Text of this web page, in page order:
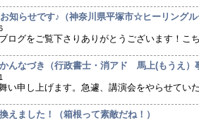
知らせです♪（神奈川県平塚市☆ヒーリング
ログをご覧下さりありがとうございます！こ
んなづき（行政書士・消アド 馬上(もうえ）
い申し上げます。急遽、講演会をやらせてい
えました！（箱根って素敵だね！）